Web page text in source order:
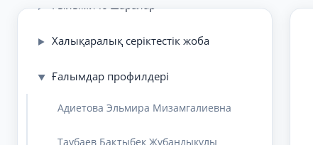
▶
▶ Халықаралық серіктестік жоба
▼ Ғалымдар профилдері
Адиетова Эльмира Мизамгалиевна
Таубаев Бақтыбек Жұбандыкұлы